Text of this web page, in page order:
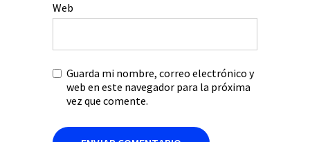
Web
Guarda mi nombre, correo electrónico y
web en este navegador para la próxima
vez que comente.